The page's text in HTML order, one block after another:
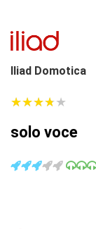
Iliad Domotica
★★★★★
★★★★★
solo voce